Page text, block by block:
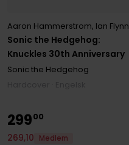
Sonic the Hedgehog:
Knuckles 30th Anniversary
Aaron Hammerstrom, Ian Flynn
Sonic the Hedgehog
29900
269,10
Medlem